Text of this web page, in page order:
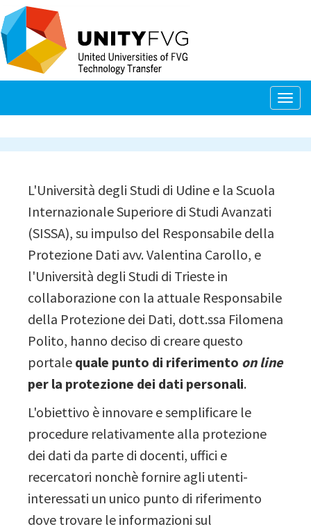
Salta
al
contenuto
principale
L'Università degli Studi di Udine e la Scuola
Internazionale Superiore di Studi Avanzati
(SISSA), su impulso del Responsabile della
Protezione Dati avv. Valentina Carollo, e
l'Università degli Studi di Trieste in
collaborazione con la attuale Responsabile
della Protezione dei Dati, dott.ssa Filomena
Polito, hanno deciso di creare questo
portale quale punto di riferimento on line
per la protezione dei dati personali.
L'obiettivo è innovare e semplificare le
procedure relativamente alla protezione
dei dati da parte di docenti, uffici e
recercatori nonchè fornire agli utenti-
interessati un unico punto di riferimento
dove trovare le informazioni sul